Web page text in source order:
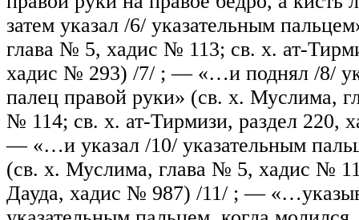
затем указал /6/ указательным
глава № 5, хадис № 113; св. х. ат-
хадис № 293) /7/ ; — «…и поднял /8/
палец правой руки» (св. х. Муслима,
№ 114; св. х. ат-Тирмизи, раздел 220,
— «…и указал /10/ указательным
(св. х. Муслима, глава № 5, хадис №
Дауда, хадис № 987) /11/ ; —